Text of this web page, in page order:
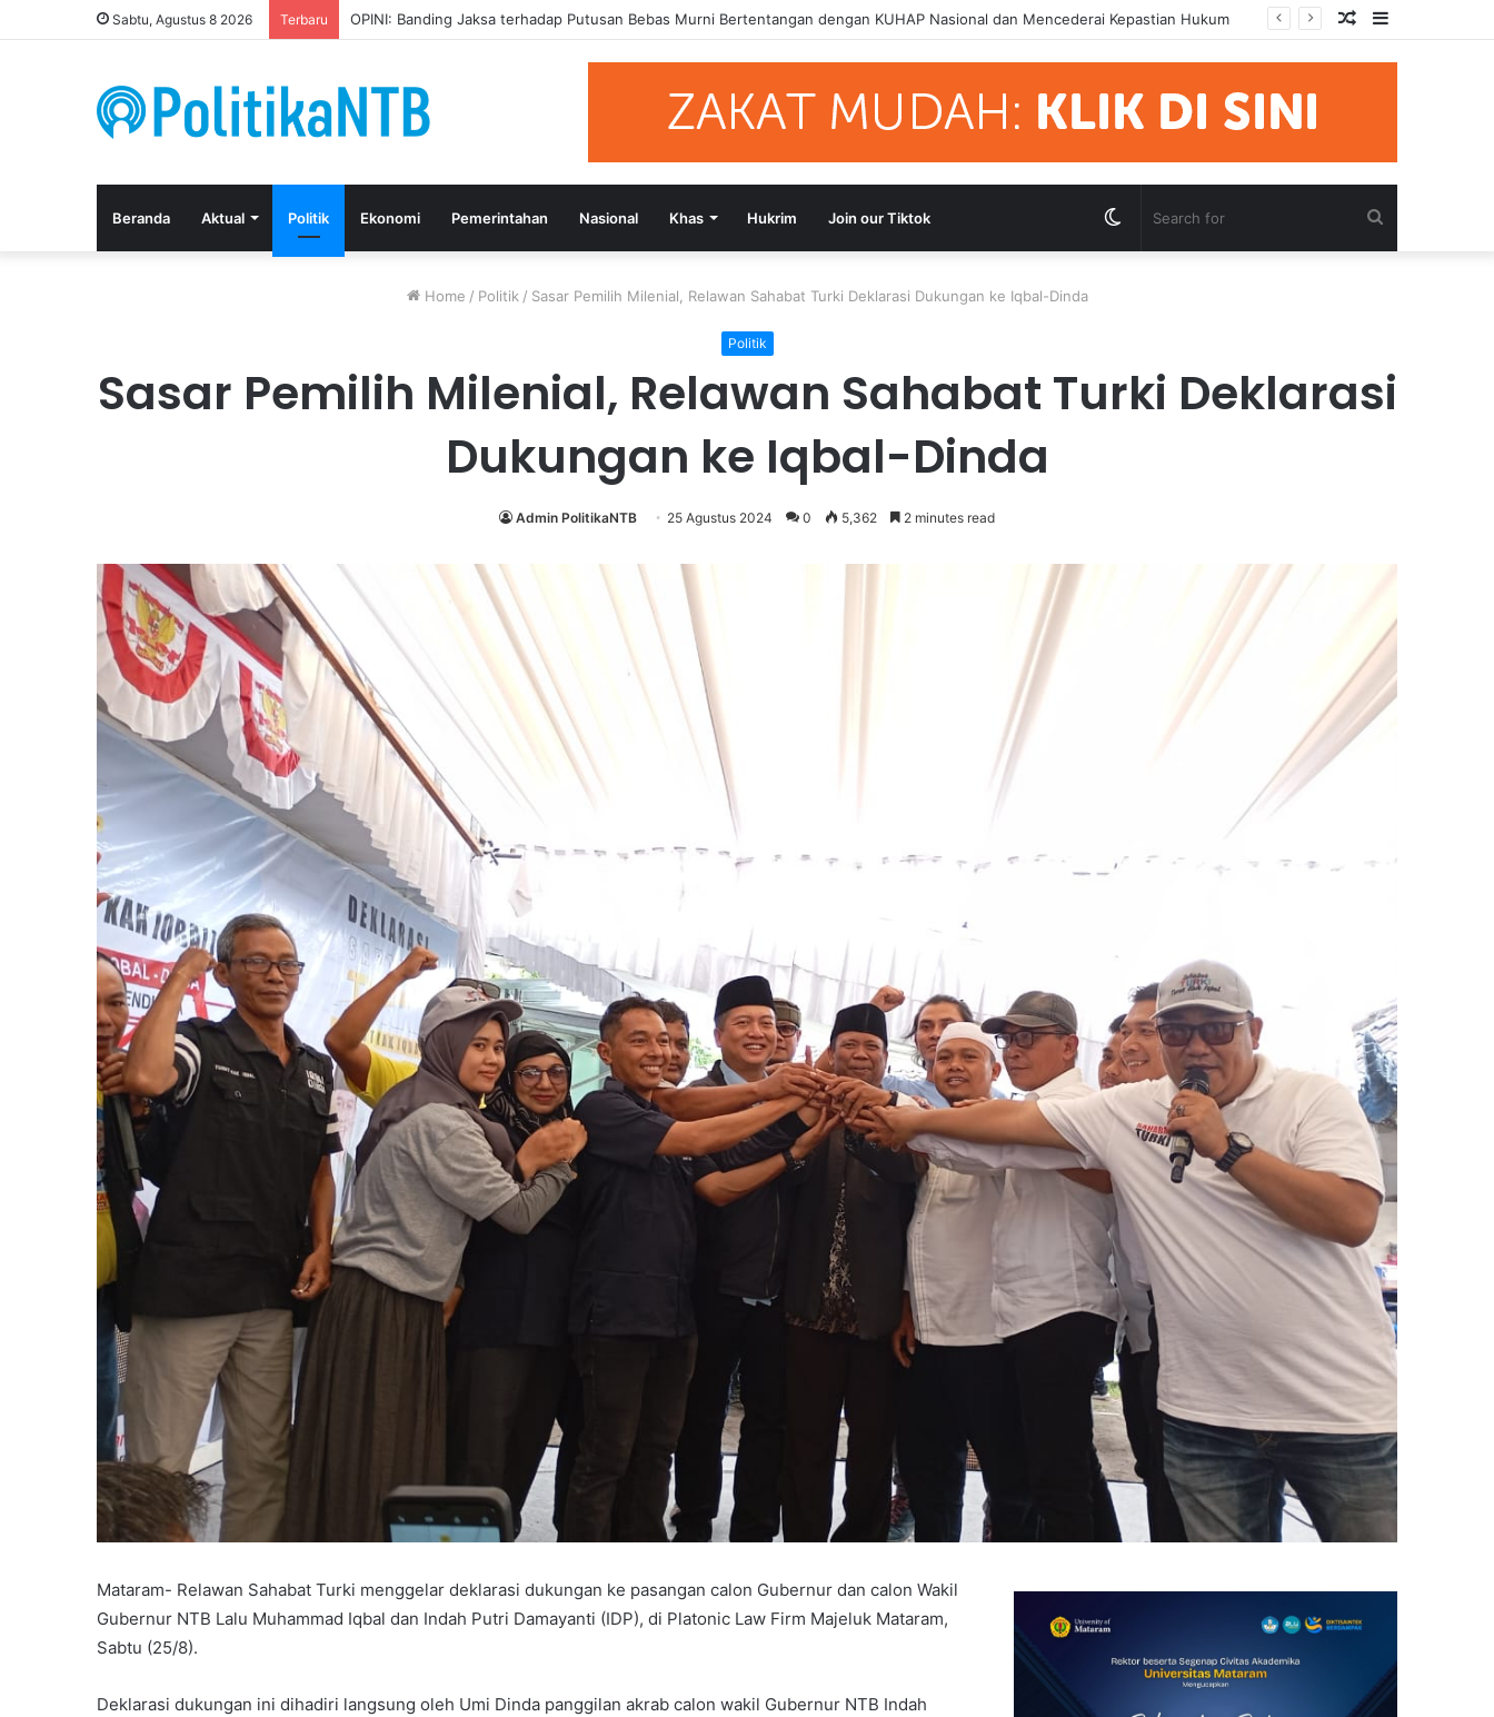
Sabtu, Agustus 8 2026 Terbaru Kuasa Hukum Apresiasi Putusan Bebas Tiga Terdakwa Kasus Gratifikasi DPRD NTB, Ajak Semua Pihak Hormati Supremasi Hukum Sidebar
Random
Article
Beranda Aktual Politik Ekonomi Pemerintahan Nasional Khas Hukrim Join our Tiktok Switch
Home / Politik / Sasar Pemilih Milenial, Relawan Sahabat Turki Deklarasi Dukungan ke Iqbal-Dinda
Politik
Sasar Pemilih Milenial, Relawan Sahabat Turki Deklarasi
Dukungan ke Iqbal-Dinda
Admin PolitikaNTB 25 Agustus 2024 0 5,362 2 minutes read
Mataram- Relawan Sahabat Turki menggelar deklarasi dukungan ke pasangan calon Gubernur dan calon Wakil
Gubernur NTB Lalu Muhammad Iqbal dan Indah Putri Damayanti (IDP), di Platonic Law Firm Majeluk Mataram,
Sabtu (25/8).
Deklarasi dukungan ini dihadiri langsung oleh Umi Dinda panggilan akrab calon wakil Gubernur NTB Indah